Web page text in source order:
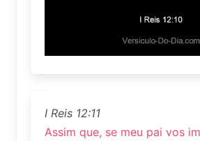
I Reis 12:11
Assim que, se meu pai vos